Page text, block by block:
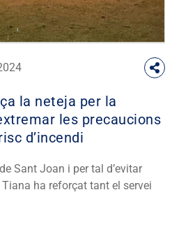
la neteja per la
les precaucions
d’incendi
Sant Joan i per tal d’evitar
ha reforçat tant el servei